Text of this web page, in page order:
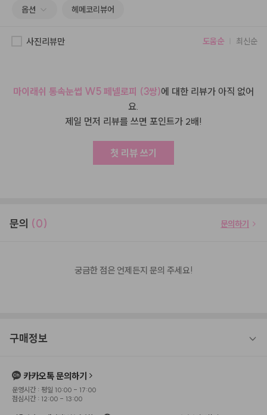
옵션 헤메코리뷰어
사진리뷰만 도움순 최신순
마이래쉬 통속눈썹 W5 페넬로피 (3쌍)에 대한 리뷰가 아직 없어
요.
제일 먼저 리뷰를 쓰면 포인트가 2배!
첫 리뷰 쓰기
문의 (0) 문의하기
궁금한 점은 언제든지 문의 주세요!
구매정보
카카오톡 문의하기
운영시간 : 평일 10:00 - 17:00
점심시간 : 12:00 - 13:00